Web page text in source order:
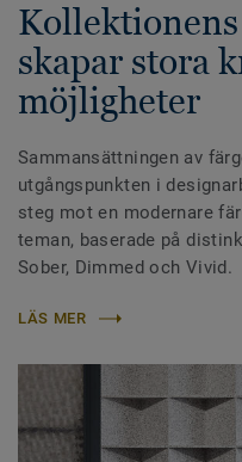
skapar stora
möjligheter
Sammansättningen av
utgångspunkten i
steg mot en modernare
teman, baserade på
Sober, Dimmed och Vivid.
LÄS MER